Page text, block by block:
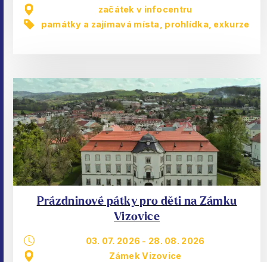
začátek v infocentru
památky a zajímavá místa
prohlídka, exkurze
Prázdninové pátky pro děti na Zámku
Vizovice
03. 07. 2026 - 28. 08. 2026
Zámek Vizovice